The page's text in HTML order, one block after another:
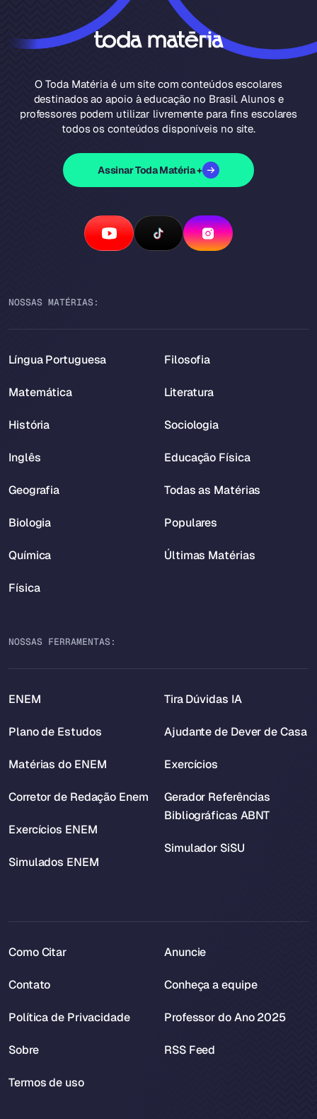
O Toda Matéria é um site com conteúdos escolares
destinados ao apoio à educação no Brasil. Alunos e
professores podem utilizar livremente para fins escolares
todos os conteúdos disponíveis no site.
Assinar Toda Matéria +
NOSSAS MATÉRIAS:
Língua Portuguesa
Matemática
História
Inglês
Geografia
Biologia
Química
Física
Filosofia
Literatura
Sociologia
Educação Física
Todas as Matérias
Populares
Últimas Matérias
NOSSAS FERRAMENTAS:
ENEM
Plano de Estudos
Matérias do ENEM
Corretor de Redação Enem
Exercícios ENEM
Simulados ENEM
Tira Dúvidas IA
Ajudante de Dever de Casa
Exercícios
Gerador Referências
Bibliográficas ABNT
Simulador SiSU
Como Citar
Contato
Política de Privacidade
Sobre
Termos de uso
Anuncie
Conheça a equipe
Professor do Ano 2025
RSS Feed